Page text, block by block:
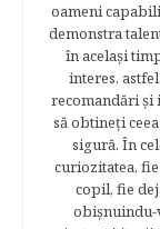
oameni
demonstra
în acelaşi
interes,
recomandări şi
să obtineţi
sigură. În
curiozitatea,
copil, fie
obişnuindu-